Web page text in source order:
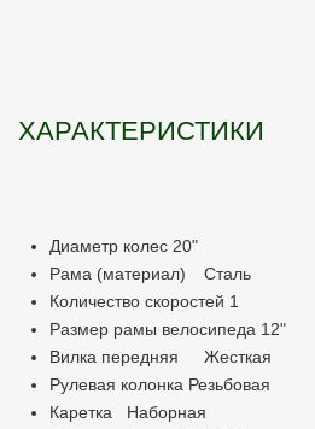
ХАРАКТЕРИСТИКИ
Диаметр колес 20"
Рама (материал)
Сталь
Количество скоростей 1
Размер рамы велосипеда 12"
Вилка передняя
Жесткая
Рулевая колонка Резьбовая
Каретка
Наборная